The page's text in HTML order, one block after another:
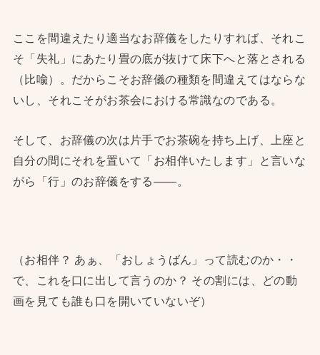
ここを間違えたり適当なお辞儀をしたりすれば、それこ
そ「失礼」にあたり畳の底が抜けて床下へと落とされる
（比喩）。だからこそお辞儀の種類を間違えてはならな
いし、それこそがお茶会における常識なのである。
そして、お辞儀の次は片手でお茶碗を持ち上げ、上座と
自分の間にそれを置いて「お相伴いたします」と言いな
がら「行」のお辞儀をする——。
（お相伴？ あぁ、「おしょうばん」って読むのか・・
で、これを口に出して言うのか？ その割には、どの動
画を見ても誰も口を開いていないぞ）